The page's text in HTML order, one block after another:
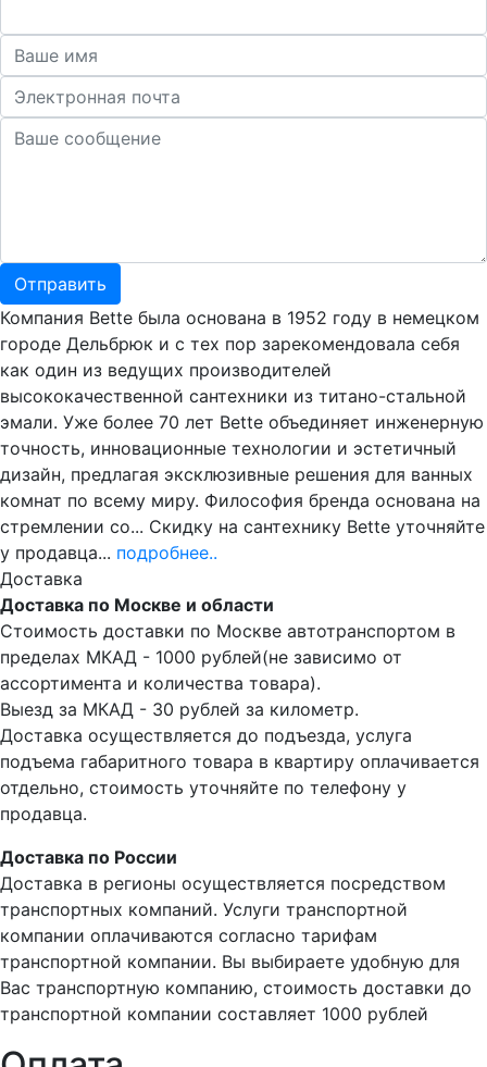
Компания Bette была основана в 1952 году в немецком
городе Дельбрюк и с тех пор зарекомендовала себя
как один из ведущих производителей
высококачественной сантехники из титано-стальной
эмали. Уже более 70 лет Bette объединяет инженерную
точность, инновационные технологии и эстетичный
дизайн, предлагая эксклюзивные решения для ванных
комнат по всему миру. Философия бренда основана на
стремлении со... Скидку на сантехнику Bette уточняйте
у продавца... подробнее..
Доставка
Доставка по Москве и области
Стоимость доставки по Москве автотранспортом в
пределах МКАД - 1000 рублей(не зависимо от
ассортимента и количества товара).
Выезд за МКАД - 30 рублей за километр.
Доставка осуществляется до подъезда, услуга
подъема габаритного товара в квартиру оплачивается
отдельно, стоимость уточняйте по телефону у
продавца.
Доставка по России
Доставка в регионы осуществляется посредством
транспортных компаний. Услуги транспортной
компании оплачиваются согласно тарифам
транспортной компании. Вы выбираете удобную для
Вас транспортную компанию, стоимость доставки до
транспортной компании составляет 1000 рублей